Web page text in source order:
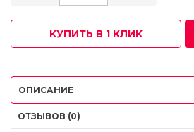
КУПИТЬ В 1 КЛИК
ОПИСАНИЕ
ОТЗЫВОВ (0)